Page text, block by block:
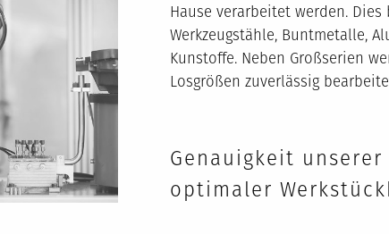
Hause verarbeitet werden.
Werkzeugstähle, Buntmetalle,
Kunstoffe. Neben Großserien
Losgrößen zuverlässig
Genauigkeit
optimaler